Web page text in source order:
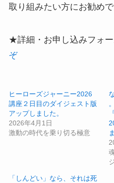
取り組みたい方にお勧めで
★詳細・お申し込みフォ
ぞ
ヒーローズジャーニー2026
講座２日目のダイジェスト版
アップしました。
2026年4月1日
激動の時代を乗り切る極意
「しんどい」なら、それは死